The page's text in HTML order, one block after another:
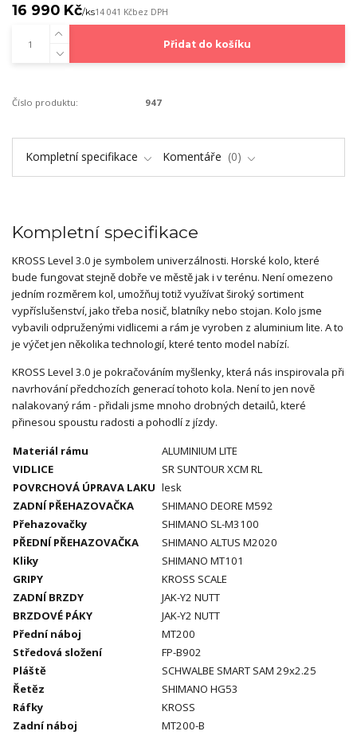
16 990 Kč/ks14 041 Kčbez DPH
Přidat do košíku
Číslo produktu: 947
Kompletní specifikace Komentáře 0
Kompletní specifikace
KROSS Level 3.0 je symbolem univerzálnosti. Horské kolo, které
bude fungovat stejně dobře ve městě jak i v terénu. Není omezeno
jedním rozměrem kol, umožňuj totiž využívat široký sortiment
vypříslušenství, jako třeba nosič, blatníky nebo stojan. Kolo jsme
vybavili odpruženými vidlicemi a rám je vyroben z aluminium lite. A to
je výčet jen několika technologií, které tento model nabízí.
KROSS Level 3.0 je pokračováním myšlenky, která nás inspirovala při
navrhování předchozích generací tohoto kola. Není to jen nově
nalakovaný rám - přidali jsme mnoho drobných detailů, které
přinesou spoustu radosti a pohodlí z jízdy.
Materiál rámu
ALUMINIUM LITE
VIDLICE
SR SUNTOUR XCM RL
POVRCHOVÁ ÚPRAVA LAKU lesk
ZADNÍ PŘEHAZOVAČKA
SHIMANO DEORE M592
Přehazovačky
SHIMANO SL-M3100
PŘEDNÍ PŘEHAZOVAČKA
SHIMANO ALTUS M2020
Kliky
SHIMANO MT101
GRIPY
KROSS SCALE
ZADNÍ BRZDY
JAK-Y2 NUTT
BRZDOVÉ PÁKY
JAK-Y2 NUTT
Přední náboj
MT200
Středová složení
FP-B902
Pláště
SCHWALBE SMART SAM 29x2.25
Řetěz
SHIMANO HG53
Ráfky
KROSS
Zadní náboj
MT200-B